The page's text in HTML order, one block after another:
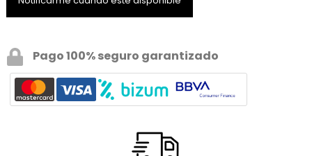
Pago 100% seguro garantizado